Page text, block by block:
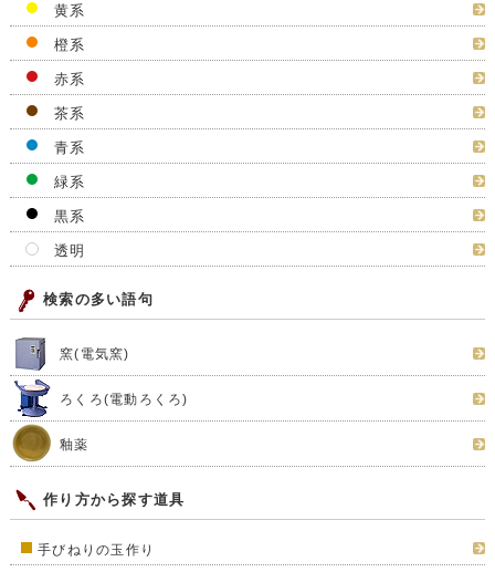
黄系
橙系
赤系
茶系
青系
緑系
黒系
透明
検索の多い語句
窯(電気窯)
ろくろ(電動ろくろ)
釉薬
作り方から探す道具
手びねりの玉作り